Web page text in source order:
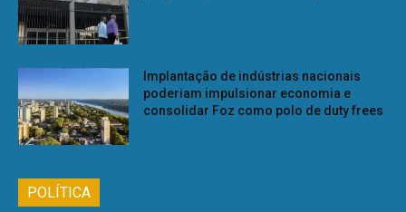
Implantação de indústrias nacionais
poderiam impulsionar economia e
consolidar Foz como polo de duty frees
POLÍTICA